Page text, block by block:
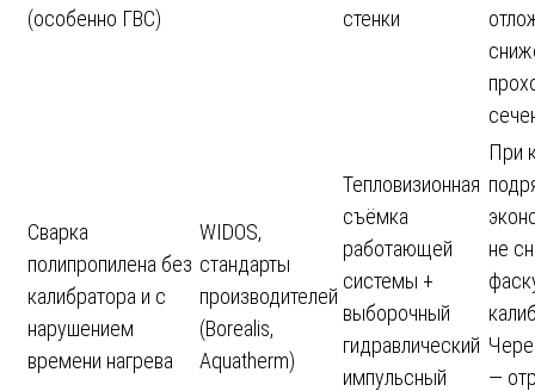
(особенно ГВС)
стенки
Сварка
полипропилена без
калибратора и с
нарушением
времени нагрева
WIDOS,
стандарты
производителей
(Borealis,
Aquatherm)
Тепловизионная
съёмка
работающей
системы +
выборочный
гидравлический
импульсный
При
не
—